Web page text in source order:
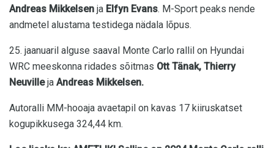
Andreas Mikkelsen ja Elfyn Evans. M-Sport peaks nende
andmetel alustama testidega nädala lõpus.
25. jaanuaril alguse saaval Monte Carlo rallil on Hyundai
WRC meeskonna ridades sõitmas Ott Tänak, Thierry
Neuvilleja Andreas Mikkelsen.
Autoralli MM-hooaja avaetapil on kavas 17 kiiruskatset
kogupikkusega 324,44 km.